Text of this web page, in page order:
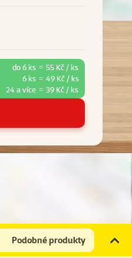
do 6 ks = 55 Kč / ks
6 ks = 49 Kč / ks
24 a více = 39 Kč / ks
Podobné produkty